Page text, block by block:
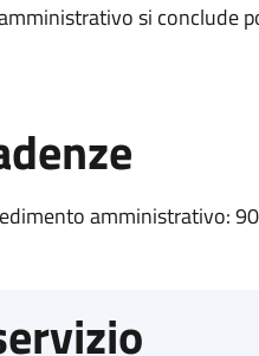
si conclude
amministrativo: